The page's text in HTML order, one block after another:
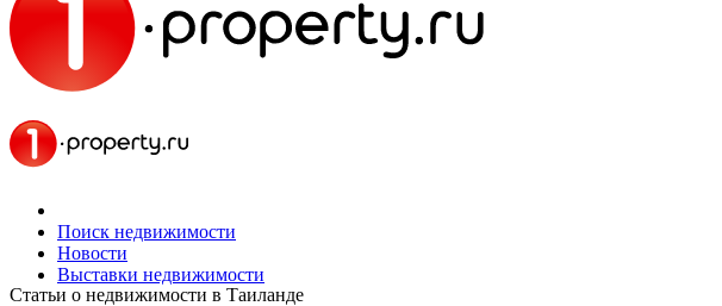
Поиск недвижимости
Новости
Выставки недвижимости
Статьи о недвижимости в Таиланде